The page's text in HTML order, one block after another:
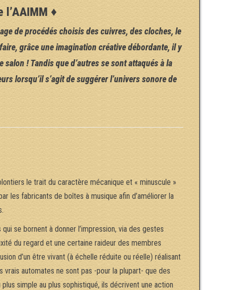
l’AAIMM ♦
de procédés choisis des cuivres, des cloches, le
grâce une imagination créative débordante, il y
! Tandis que d’autres se sont attaqués à la
lorsqu’il s’agit de suggérer l’univers sonore de
le trait du caractère mécanique et « minuscule »
les fabricants de boîtes à musique afin d’améliorer la
se bornent à donner l’impression, via des gestes
du regard et une certaine raideur des membres
d’un être vivant (à échelle réduite ou réelle) réalisant
automates ne sont pas -pour la plupart- que des
simple au plus sophistiqué, ils décrivent une action